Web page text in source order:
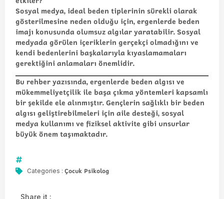
Sosyal medya, ideal beden tiplerinin sürekli olarak
gösterilmesine neden olduğu için, ergenlerde beden
imajı konusunda olumsuz algılar yaratabilir. Sosyal
medyada görülen içeriklerin gerçekçi olmadığını ve
kendi bedenlerini başkalarıyla kıyaslamamaları
gerektiğini anlamaları önemlidir.
Bu rehber yazısında, ergenlerde beden algısı ve
mükemmeliyetçilik ile başa çıkma yöntemleri kapsamlı
bir şekilde ele alınmıştır. Gençlerin sağlıklı bir beden
algısı geliştirebilmeleri için aile desteği, sosyal
medya kullanımı ve fiziksel aktivite gibi unsurlar
büyük önem taşımaktadır.
Categories : Çocuk Psikolog
Share it :